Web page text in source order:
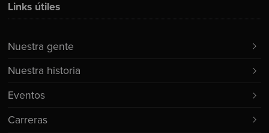
Links útiles
Nuestra gente
Nuestra historia
Eventos
Carreras